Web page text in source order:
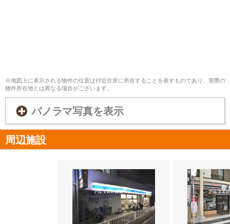
※地図上に表示される物件の位置は付近住所に所在することを表すものであり、実際の
物件所在地とは異なる場合がございます。
パノラマ写真を表示
周辺施設